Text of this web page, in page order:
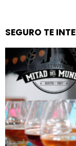
SEGURO TE